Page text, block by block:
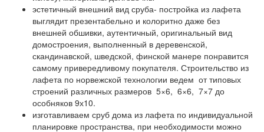
эстетичный внешний вид сруба- постройка из лафета
выглядит презентабельно и колоритно даже без
внешней обшивки, аутентичный, оригинальный вид
домостроения, выполненный в деревенской,
скандинавской, шведской, финской манере понравится
самому привередливому покупателя. Строительство из
лафета по норвежской технологии ведем от типовых
строений различных размеров 5×6, 6×6, 7×7 до
особняков 9х10.
изготавливаем сруб дома из лафета по индивидуальной
планировке пространства, при необходимости можно